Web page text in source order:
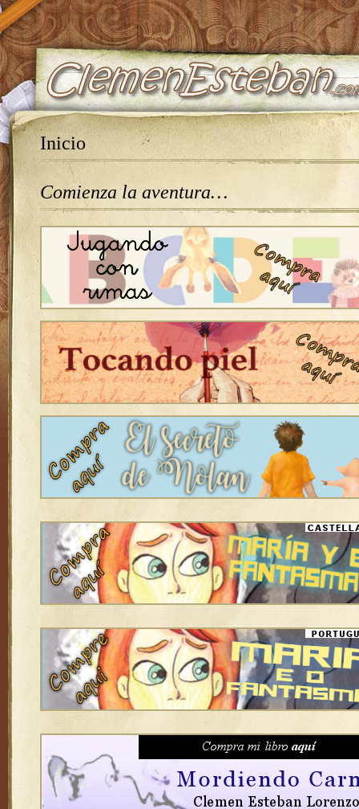
Inicio
Comienza la aventura…